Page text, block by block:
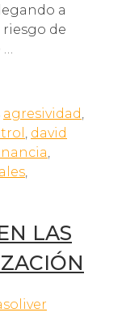
a
de
…
agresividad,
, david
,
,
LAS